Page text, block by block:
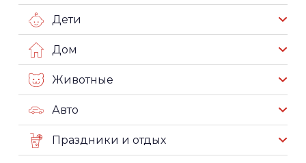
Дети
Дом
Животные
Авто
Праздники и отдых